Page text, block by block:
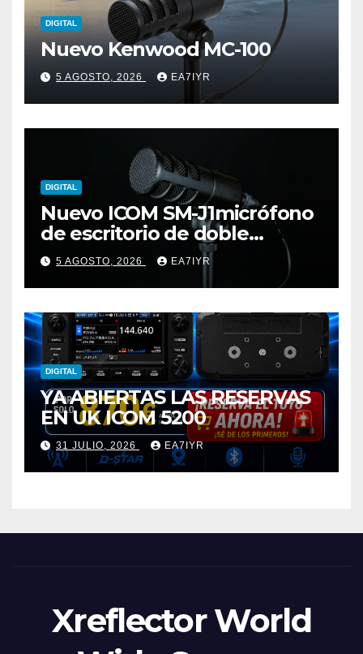
DIGITAL
Nuevo Kenwood MC-100
5 AGOSTO, 2026 EA7IYR
DIGITAL
Nuevo ICOM SM-J1micrófono
de escritorio de doble
elemento premium
5 AGOSTO, 2026 EA7IYR
DIGITAL
YA ABIERTAS LAS RESERVAS
EN UK ICOM 5200
31 JULIO, 2026 EA7IYR
Xreflector World